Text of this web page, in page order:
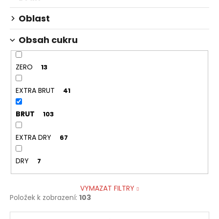
Oblast
Obsah cukru
ZERO 13
EXTRA BRUT 41
BRUT 103
EXTRA DRY 67
DRY 7
VYMAZAT FILTRY
Položek k zobrazení: 103
u
j
e
m
e
DOPO
LAVORO
BIANCO,
BIO
196
Kč